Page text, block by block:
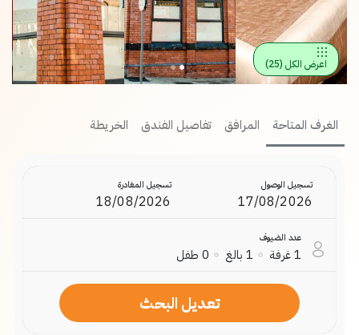
اعرض الكل (
25
)
الغرف المتاحة المرافق تفاصيل الفندق الخريطة
تسجيل الوصول تسجيل المغادرة
عدد الضيوف
1غرفة 1 بالغ 0 طفل
تعديل البحث